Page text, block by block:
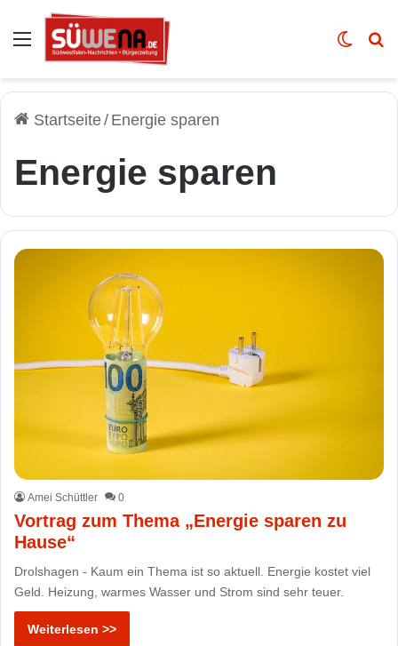
Auswahl Skin
Startseite/ Energie sparen
Energie sparen
Amei Schüttler 0
Vortrag zum Thema „Energie sparen zu
Hause“
Drolshagen - Kaum ein Thema ist so aktuell. Energie kostet viel
Geld. Heizung, warmes Wasser und Strom sind sehr teuer.
Weiterlesen >>